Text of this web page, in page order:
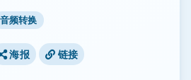
音频转换
海报 链接